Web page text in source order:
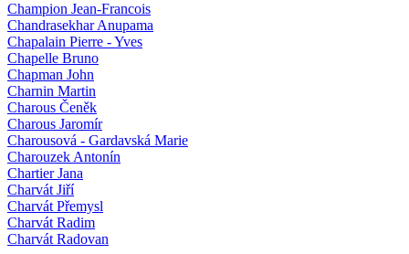
Champion Jean-Francois
Chandrasekhar Anupama
Chapalain Pierre - Yves
Chapelle Bruno
Chapman John
Charnin Martin
Charous Čeněk
Charous Jaromír
Charousová - Gardavská Marie
Charouzek Antonín
Chartier Jana
Charvát Jiří
Charvát Přemysl
Charvát Radim
Charvát Radovan